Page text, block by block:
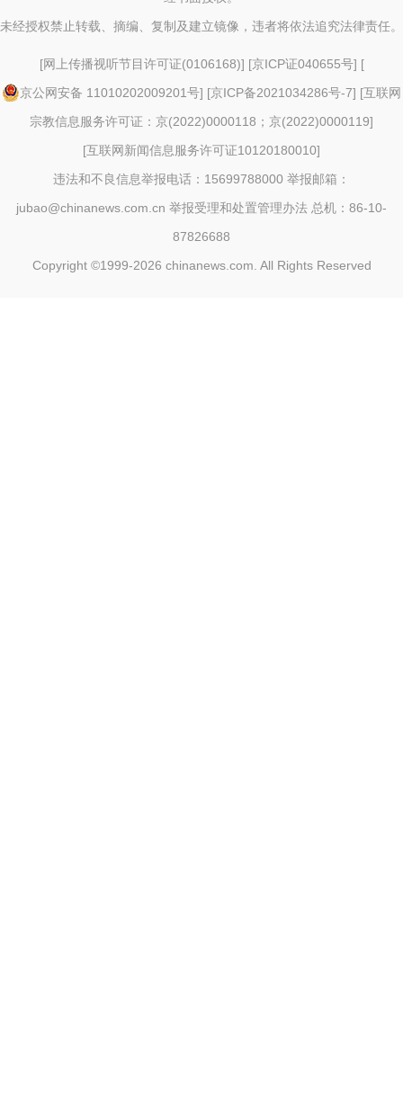
未经授权禁止转载、摘编、复制及建立镜像，违者将依法追究法律责任。
[网上传播视听节目许可证(0106168)] [京ICP证040655号] [
京公网安备 11010202009201号] [京ICP备2021034286号-7] [互联网
宗教信息服务许可证：京(2022)0000118；京(2022)0000119]
[互联网新闻信息服务许可证10120180010]
违法和不良信息举报电话：15699788000 举报邮箱：
jubao@chinanews.com.cn 举报受理和处置管理办法 总机：86-10-
87826688
Copyright ©1999-2026 chinanews.com. All Rights Reserved